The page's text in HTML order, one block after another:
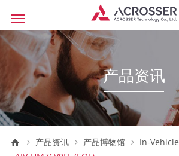
产品资讯
产品资讯 产品博物馆
In-Vehicle